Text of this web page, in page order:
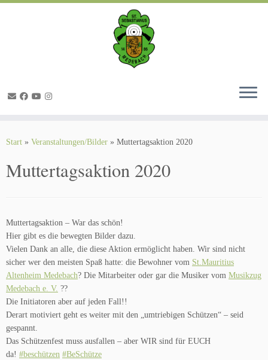
Zum
Start » Veranstaltungen/Bilder » Muttertagsaktion 2020
Muttertagsaktion 2020
Muttertagsaktion – War das schön!
Hier gibt es die bewegten Bilder dazu.
Vielen Dank an alle, die diese Aktion ermöglicht haben. Wir sind nicht
sicher wer den meisten Spaß hatte: die Bewohner vom St.Mauritius
Altenheim Medebach? Die Mitarbeiter oder gar die Musiker vom Musikzug
Medebach e. V. ??
Die Initiatoren aber auf jeden Fall!!
Derart motiviert geht es weiter mit den „umtriebigen Schützen“ – seid
gespannt.
Das Schützenfest muss ausfallen – aber WIR sind für EUCH
da! #beschützen #BeSchütze